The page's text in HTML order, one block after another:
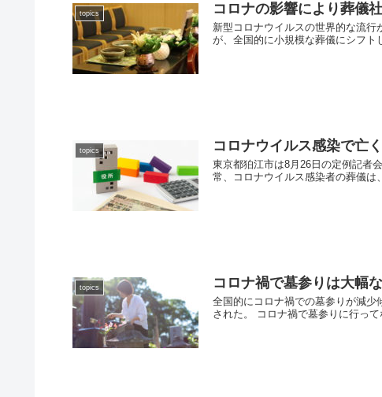
topics コロナの影響により葬儀
新型コロナウイルスの世界的な流
が、全国的に小規模な葬儀にシフ
topics コロナウイルス感染で亡
東京都狛江市は8月26日の定例記者
常、コロナウイルス感染者の葬儀
topics コロナ禍で墓参りは大幅
全国的にコロナ禍での墓参りが減
された。 コロナ禍で墓参りに行っ